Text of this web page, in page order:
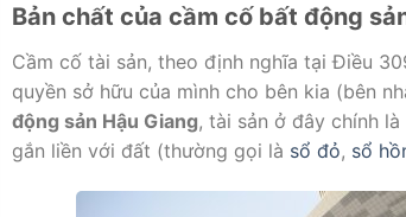
Bản chất của cầm cố bất động
Cầm cố tài sản, theo định nghĩa tại Điều
quyền sở hữu của mình cho bên kia (bên
động sản Hậu Giang, tài sản ở đây chính
gắn liền với đất (thường gọi là sổ đỏ, sổ